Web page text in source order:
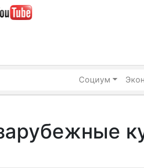
Социум